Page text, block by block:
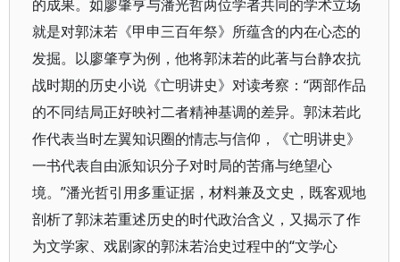
的成果。如廖肇亨与潘光哲两位学者共同的学术立场
就是对郭沫若《甲申三百年祭》所蕴含的内在心态的
发掘。以廖肇亨为例，他将郭沫若的此著与台静农抗
战时期的历史小说《亡明讲史》对读考察：“两部作品
的不同结局正好映衬二者精神基调的差异。郭沫若此
作代表当时左翼知识圈的情志与信仰，《亡明讲史》
一书代表自由派知识分子对时局的苦痛与绝望心
境。”潘光哲引用多重证据，材料兼及文史，既客观地
剖析了郭沫若重述历史的时代政治含义，又揭示了作
为文学家、戏剧家的郭沫若治史过程中的“文学心